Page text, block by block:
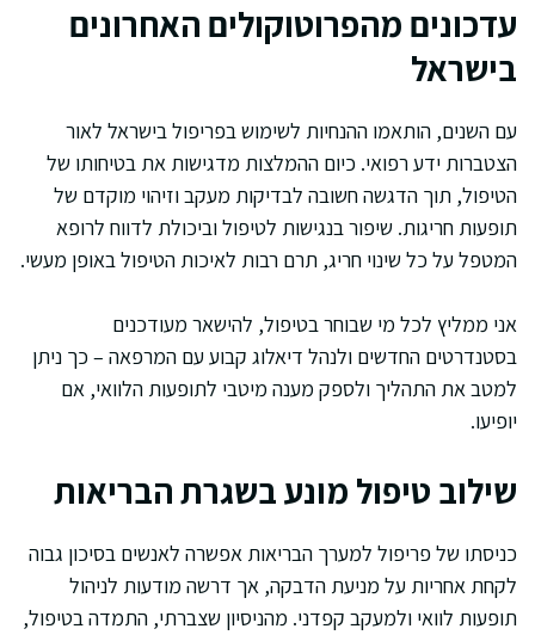
עדכונים מהפרוטוקולים האחרונים
בישראל
עם השנים, הותאמו ההנחיות לשימוש בפריפול בישראל לאור
הצטברות ידע רפואי. כיום ההמלצות מדגישות את בטיחותו של
הטיפול, תוך הדגשה חשובה לבדיקות מעקב וזיהוי מוקדם של
תופעות חריגות. שיפור בנגישות לטיפול וביכולת לדווח לרופא
המטפל על כל שינוי חריג, תרם רבות לאיכות הטיפול באופן מעשי.
אני ממליץ לכל מי שבוחר בטיפול, להישאר מעודכנים
בסטנדרטים החדשים ולנהל דיאלוג קבוע עם המרפאה – כך ניתן
למטב את התהליך ולספק מענה מיטבי לתופעות הלוואי, אם
יופיעו.
שילוב טיפול מונע בשגרת הבריאות
כניסתו של פריפול למערך הבריאות אפשרה לאנשים בסיכון גבוה
לקחת אחריות על מניעת הדבקה, אך דרשה מודעות לניהול
תופעות לוואי ולמעקב קפדני. מהניסיון שצברתי, התמדה בטיפול,